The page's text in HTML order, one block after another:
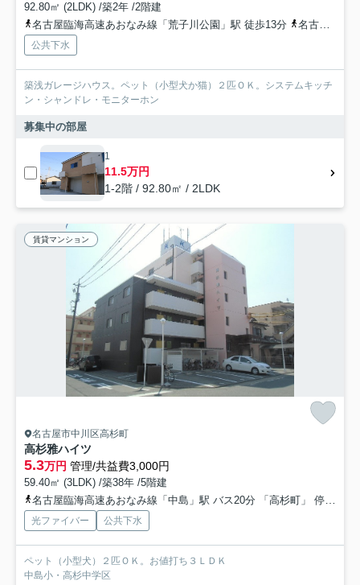
92.80㎡ (2LDK) /築2年 /2階建
名古屋臨海高速あおなみ線「荒子川公園」駅 徒歩13分
名古屋臨海高速あおなみ線「港北」駅 徒歩23分
公共下水
築浅ガレージハウス。ペット（小型犬か猫）２匹ＯＫ。システムキッチ
ン・シャンドレ・モニターホン
募集中の部屋
1
11.5万円
1-2階 / 92.80㎡ / 2LDK
賃貸マンション
名古屋市中川区高杉町
高杉雅ハイツ
5.3万円 管理/共益費3,000円
59.40㎡ (3LDK) /築38年 /5階建
名古屋臨海高速あおなみ線「中島」駅 バス20分 「高杉町」 停歩1分
光ファイバー 公共下水
ペット（小型犬）２匹ＯＫ。お値打ち３ＬＤＫ
中島小・高杉中学区